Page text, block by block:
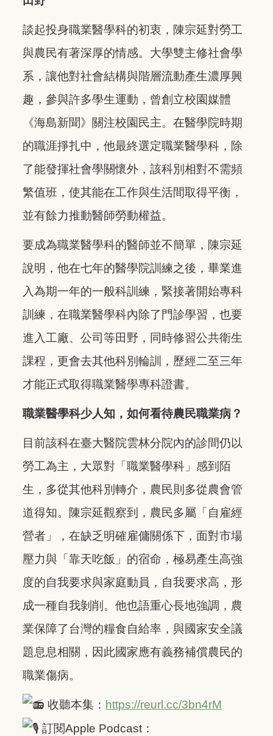
談起投身職業醫學科的初衷，陳宗延對勞工
與農民有著深厚的情感。大學雙主修社會學
系，讓他對社會結構與階層流動產生濃厚興
趣，參與許多學生運動，曾創立校園媒體
《海島新聞》關注校園民主。在醫學院時期
的職涯掙扎中，他最終選定職業醫學科，除
了能發揮社會學關懷外，該科別相對不需頻
繁值班，使其能在工作與生活間取得平衡，
並有餘力推動醫師勞動權益。
要成為職業醫學科的醫師並不簡單，陳宗延
說明，他在七年的醫學院訓練之後，畢業進
入為期一年的一般科訓練，緊接著開始專科
訓練，在職業醫學科內除了門診學習，也要
進入工廠、公司等田野，同時修習公共衛生
課程，更會去其他科別輪訓，歷經二至三年
才能正式取得職業醫學專科證書。
職業醫學科少人知，如何看待農民職業病？
目前該科在臺大醫院雲林分院內的診間仍以
勞工為主，大眾對「職業醫學科」感到陌
生，多從其他科別轉介，農民則多從農會管
道得知。陳宗延觀察到，農民多屬「自雇經
營者」，在缺乏明確雇傭關係下，面對市場
壓力與「靠天吃飯」的宿命，極易產生高強
度的自我要求與家庭動員，自我要求高，形
成一種自我剝削。他也語重心長地強調，農
業保障了台灣的糧食自給率，與國家安全議
題息息相關，因此國家應有義務補償農民的
職業傷病。
收聽本集： https://reurl.cc/3bn4rM
訂閱Apple Podcast：